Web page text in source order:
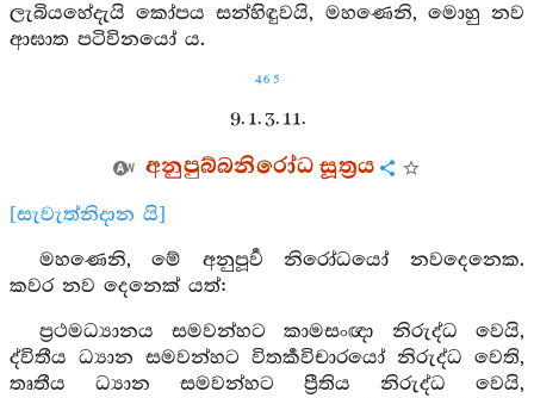
ලැබියහේදැයි කෝපය සන්හිඳුවයි, මහණෙනි, මොහු නව
ආඝාත පටිවිනයෝ ය.
465
9. 1. 3. 11.
අනුපුබ්බනිරෝධ සූත්‍රය
[සැවැත්නිදාන යි]
මහණෙනි, මේ අනුපූර්‍ව නිරෝධයෝ නවදෙනෙක.
කවර නව දෙනෙක් යත්:
ප්‍රථමධ්‍යානය සමවන්හට කාමසංඥා නිරුද්ධ වෙයි,
ද්විතීය ධ්‍යාන සමවන්හට විතර්‍කවිචාරයෝ නිරුද්ධ වෙති,
තෘතීය ධ්‍යාන සමවන්හට ප්‍රීතිය නිරුද්ධ වෙයි,